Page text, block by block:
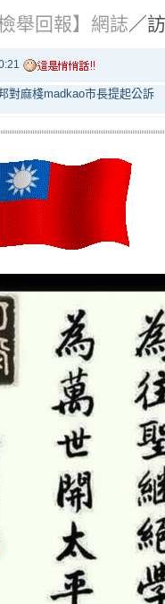
舉回報】網誌／
對麻棧madkao市長提起公訴